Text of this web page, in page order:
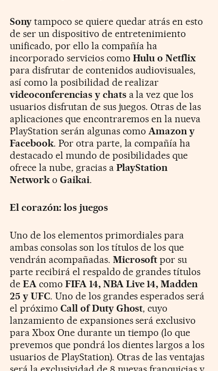
Sonytampoco se quiere quedar atrás en esto
de ser un dispositivo de entretenimiento
unificado, por ello la compañía ha
incorporado servicios como Hulu o Netflix
para disfrutar de contenidos audiovisuales,
así como la posibilidad de realizar
videoconferencias y chatsa la vez que los
usuarios disfrutan de sus juegos. Otras de las
aplicaciones que encontraremos en la nueva
PlayStation serán algunas como Amazon y
Facebook. Por otra parte, la compañía ha
destacado el mundo de posibilidades que
ofrece la nube, gracias a PlayStation
Networko Gaikai.
El corazón: los juegos
Uno de los elementos primordiales para
ambas consolas son los títulos de los que
vendrán acompañadas. Microsoft por su
parte recibirá el respaldo de grandes títulos
de EA como FIFA 14, NBA Live 14, Madden
25 y UFC. Uno de los grandes esperados será
el próximo Call of Duty Ghost, cuyo
lanzamiento de expansiones será exclusivo
para Xbox One durante un tiempo (lo que
prevemos que pondrá los dientes largos a los
usuarios de PlayStation). Otras de las ventajas